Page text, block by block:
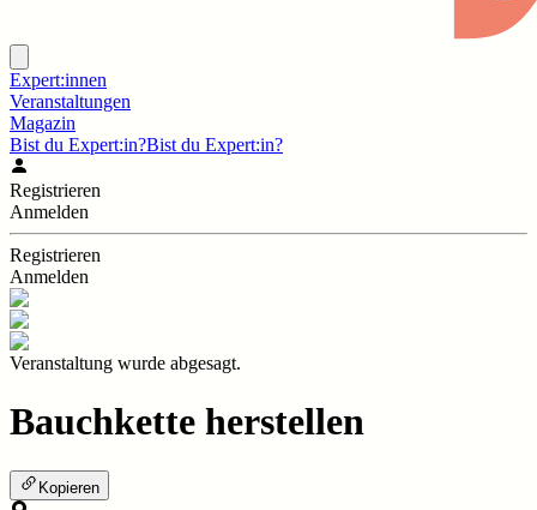
Expert:innen
Veranstaltungen
Magazin
Bist du Expert:in?Bist du Expert:in?
Registrieren
Anmelden
Registrieren
Anmelden
Veranstaltung wurde abgesagt.
Bauchkette herstellen
Kopieren